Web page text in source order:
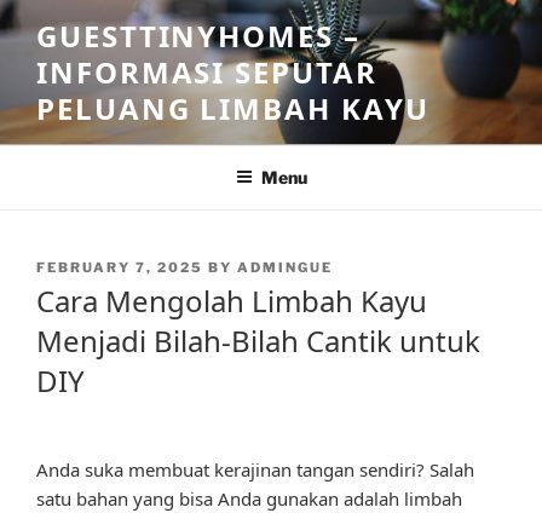
Skip
to
content
GUESTTINYHOMES –
INFORMASI SEPUTAR
PELUANG LIMBAH KAYU
Menu
POSTED
FEBRUARY 7, 2025 BY ADMINGUE
Cara Mengolah Limbah Kayu
Menjadi Bilah-Bilah Cantik untuk
DIY
Anda suka membuat kerajinan tangan sendiri? Salah
satu bahan yang bisa Anda gunakan adalah limbah